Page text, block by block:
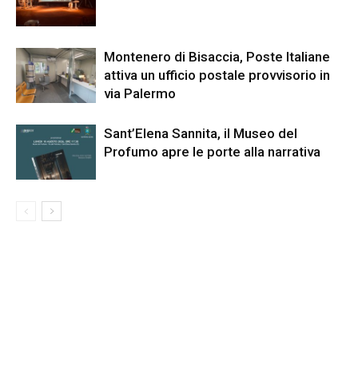
Montenero di Bisaccia, Poste Italiane
attiva un ufficio postale provvisorio in
via Palermo
Sant’Elena Sannita, il Museo del
Profumo apre le porte alla narrativa